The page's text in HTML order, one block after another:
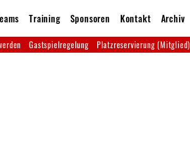
Training Sponsoren Kontakt Archiv
Gastspielregelung Platzreservierung (Mitglied)